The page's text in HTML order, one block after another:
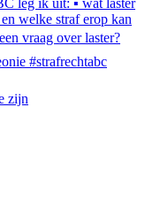
zijn